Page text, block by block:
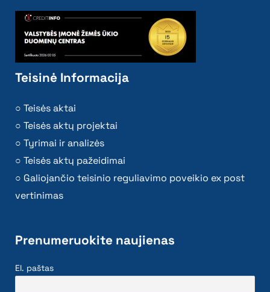
Teisinė Informacija
Teisės aktai
Teisės aktų projektai
Tyrimai ir analizės
Teisės aktų pažeidimai
Galiojančio teisinio reguliavimo poveikio ex post
vertinimas
Prenumeruokite naujienas
El. paštas